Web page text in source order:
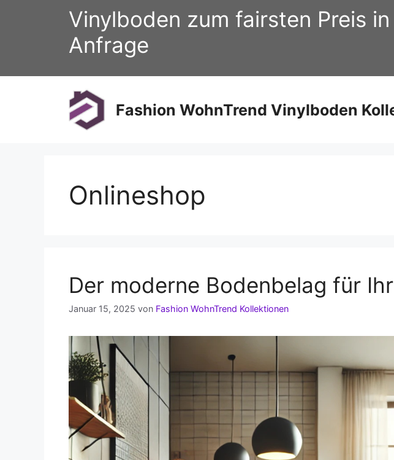
Vinylboden zum fairsten Preis
Anfrage
Fashion WohnTrend Vinylboden
Onlineshop
Der moderne Bodenbelag für
Januar 15, 2025 von Fashion WohnTrend Kollektionen